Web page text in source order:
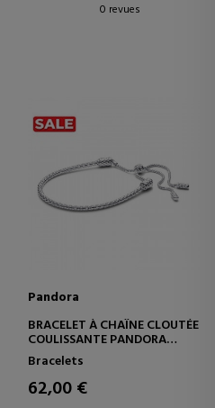
0 revues
Pandora
BRACELET À CHAÎNE CLOUTÉE
COULISSANTE PANDORA
MOMENTS 593090C00
Bracelets
62,00 €